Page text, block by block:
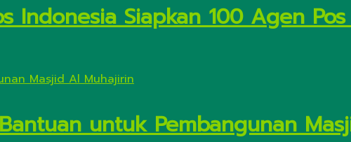
Indonesia Siapkan 100 Agen
untuk Pembangunan